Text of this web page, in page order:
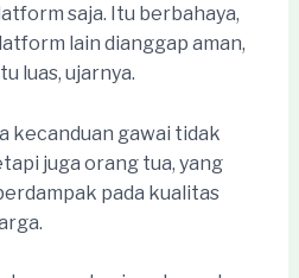
saja. Itu berbahaya,
lain dianggap aman,
luas, ujarnya.
kecanduan gawai tidak
juga orang tua, yang
pada kualitas